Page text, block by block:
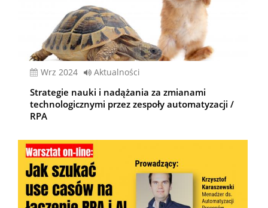
wrz 2024 Aktualności
Strategie nauki i nadążania za zmianami
technologicznymi przez zespoły automatyzacji /
RPA